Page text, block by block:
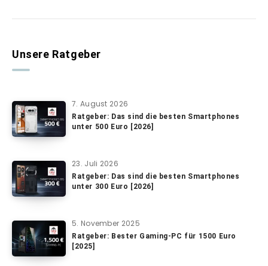
Unsere Ratgeber
7. August 2026
Ratgeber: Das sind die besten Smartphones
unter 500 Euro [2026]
23. Juli 2026
Ratgeber: Das sind die besten Smartphones
unter 300 Euro [2026]
5. November 2025
Ratgeber: Bester Gaming-PC für 1500 Euro
[2025]